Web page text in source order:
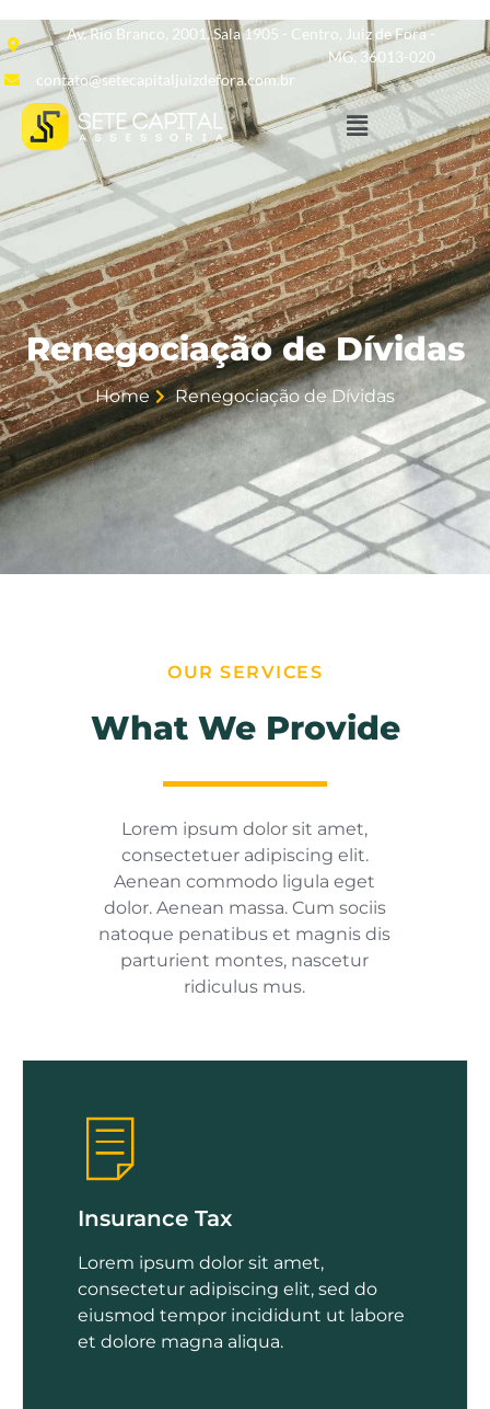
Av. Rio Branco, 2001, Sala 1905 - Centro, Juiz de Fora -
MG, 36013-020
contato@setecapitaljuizdefora.com.br
Renegociação de Dívidas
Home Renegociação de Dívidas
OUR SERVICES
What We Provide
Lorem ipsum dolor sit amet,
consectetuer adipiscing elit.
Aenean commodo ligula eget
dolor. Aenean massa. Cum sociis
natoque penatibus et magnis dis
parturient montes, nascetur
ridiculus mus.
Insurance Tax
Lorem ipsum dolor sit amet,
consectetur adipiscing elit, sed do
eiusmod tempor incididunt ut labore
et dolore magna aliqua.